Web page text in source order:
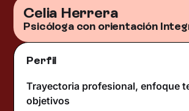
Celia Herrera
Psicóloga con orientación
Perfil
Trayectoria profesional, enfoque
objetivos